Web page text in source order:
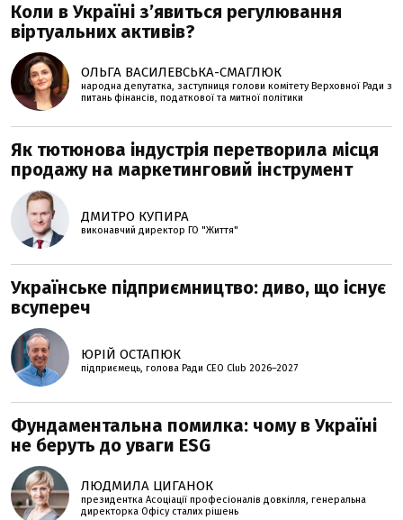
Коли в Україні з’явиться регулювання
віртуальних активів?
ОЛЬГА ВАСИЛЕВСЬКА-СМАГЛЮК
народна депутатка, заступниця голови комітету Верховної Ради з
питань фінансів, податкової та митної політики
Як тютюнова індустрія перетворила місця
продажу на маркетинговий інструмент
ДМИТРО КУПИРА
виконавчий директор ГО "Життя"
Українське підприємництво: диво, що існує
всупереч
ЮРІЙ ОСТАПЮК
підприємець, голова Ради CEO Club 2026–2027
Фундаментальна помилка: чому в Україні
не беруть до уваги ESG
ЛЮДМИЛА ЦИГАНОК
президентка Асоціації професіоналів довкілля, генеральна
директорка Офісу сталих рішень